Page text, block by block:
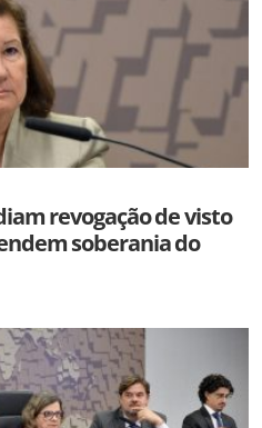
revogação de visto
soberania do